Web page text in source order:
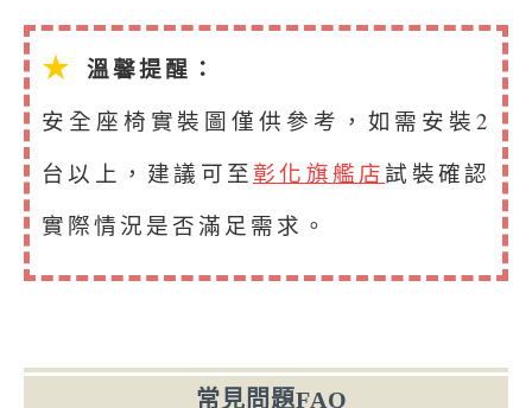
★ 溫馨提醒：
安全座椅實裝圖僅供參考，如需安裝2
台以上，建議可至彰化旗艦店試裝確認
實際情況是否滿足需求。
常見問題FAQ